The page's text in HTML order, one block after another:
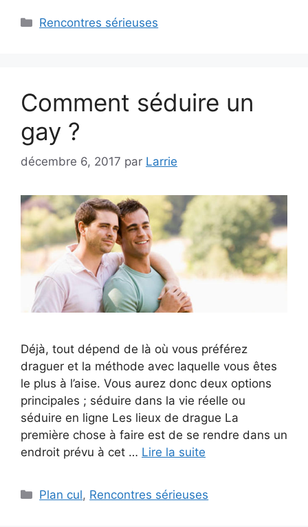
Catégories
Rencontres sérieuses
Comment séduire un
gay ?
décembre 6, 2017 par Larrie
Déjà, tout dépend de là où vous préférez
draguer et la méthode avec laquelle vous êtes
le plus à l’aise. Vous aurez donc deux options
principales ; séduire dans la vie réelle ou
séduire en ligne Les lieux de drague La
première chose à faire est de se rendre dans un
endroit prévu à cet … Lire la suite
Catégories
Plan cul, Rencontres sérieuses